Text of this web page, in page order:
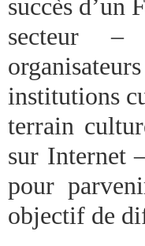
succès d’un
secteur –
institutions
terrain
sur Internet
pour
objectif de